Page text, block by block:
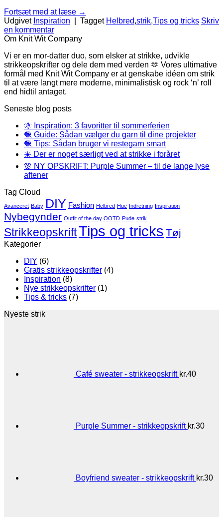
Fortsæt med at læse →
Udgivet Inspiration Tagget Helbred,strik,Tips og tricks Skriv
en kommentar
Om Knit Wit Company
Vi er en mor-datter duo, som elsker at strikke, udvikle
strikkeopskrifter og dele dem med verden 🫶 Vores ultimative
formål med Knit Wit Company er at genskabe idéen om strik
til at være langt mere moderne, minimalistisk og rock ‘n’ roll
end hidtil antaget.
Seneste blog posts
🌞 Inspiration: 3 favoritter til sommerferien
🧶 Guide: Sådan vælger du garn til dine projekter
🧶 Tips: Sådan bruger vi restegarn smart
☀️ Der er noget særligt ved at strikke i foråret
🌸 NY OPSKRIFT: Purple Summer – til de lange lyse
aftener
Tag Cloud
Avanceret Baby DIY Fashion Helbred Hue Indretning Inspiration
Nybegynder Outfit of the day OOTD Pude strik
StrikkeopskriftTips og tricks Tøj
Kategorier
DIY (6)
Gratis strikkeopskrifter (4)
Inspiration (8)
Nye strikkeopskrifter (1)
Tips & tricks (7)
Nyeste strik
Café sweater - strikkeopskrift kr.40
Purple Summer - strikkeopskrift kr.30
Boyfriend sweater - strikkeopskrift kr.30